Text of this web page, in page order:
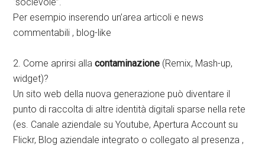
Per esempio inserendo un’area articoli e news
commentabili , blog-like
2. Come aprirsi allacontaminazione (Remix, Mash-up,
widget)?
Un sito web della nuova generazione può diventare il
punto di raccolta di altre identità digitali sparse nella rete
(es. Canale aziendale su Youtube, Apertura Account su
Flickr, Blog aziendale integrato o collegato al presenza ,